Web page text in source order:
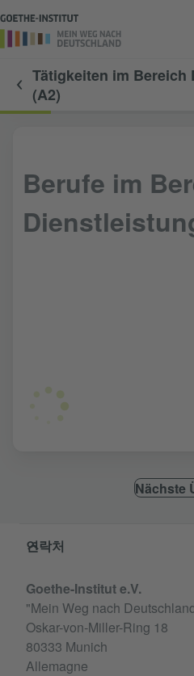
Tätigkeiten im Bereich
(A2)
Berufe im
Nächste
Service- und
연락처
Goethe-Institut e.V.
"Mein Weg nach
Oskar-von-Miller-Ring 18
80333 Munich
Allemagne